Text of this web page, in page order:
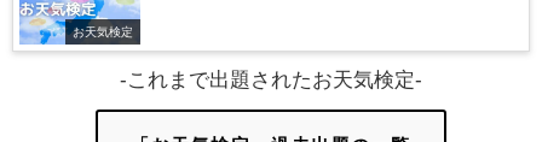
お天気検定
-これまで出題されたお天気検定-